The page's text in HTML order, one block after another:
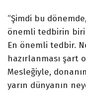
“Şimdi bu
önemli tedbirin
En önemli tedbir.
hazırlanması şart
Mesleğiyle,
yarın dünyanın